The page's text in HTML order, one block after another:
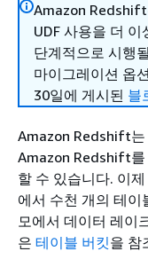
Amazon
UDF 사용을 더
단계적으로 시행
마이그레이션 옵
30일에 게시된 블
Amazon Redshift는
Amazon Redshift를
할 수 있습니다. 이
에서 수천 개의 테이
모에서 데이터 레이
은 테이블 버킷을 참